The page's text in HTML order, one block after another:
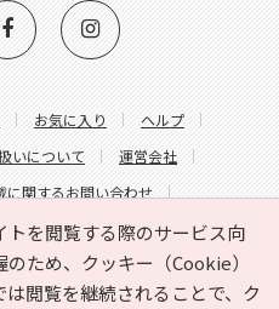
を閲覧する際のサービス向
ため、クッキー（Cookie）
閲覧を継続されることで、ク
お気に入り
ヘルプ
いについて
運営会社
に関するお問い合わせ
するお問い合わせ